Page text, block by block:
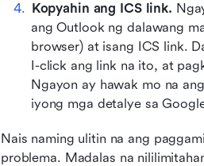
Kopyahin ang ICS link.
ang Outlook ng dalawang
browser) at isang ICS link.
I-click ang link na ito, at
Ngayon ay hawak mo na
iyong mga detalye sa
Nais naming ulitin na ang
problema. Madalas na